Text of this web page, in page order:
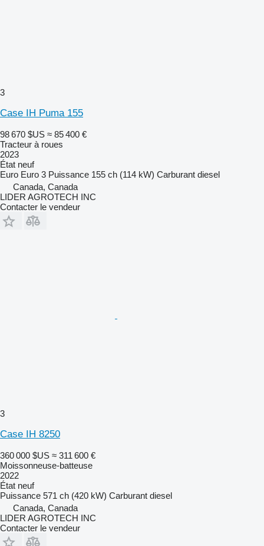
3
Case IH Puma 155
98 670 $US ≈ 85 400 €
Tracteur à roues
2023
État neuf
Euro Euro 3 Puissance 155 ch (114 kW) Carburant diesel
Canada, Canada
LIDER AGROTECH INC
Contacter le vendeur
3
Case IH 8250
360 000 $US ≈ 311 600 €
Moissonneuse-batteuse
2022
État neuf
Puissance 571 ch (420 kW) Carburant diesel
Canada, Canada
LIDER AGROTECH INC
Contacter le vendeur